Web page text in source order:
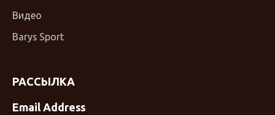
Видео
Barys Sport
РАССЫЛКА
Email Address